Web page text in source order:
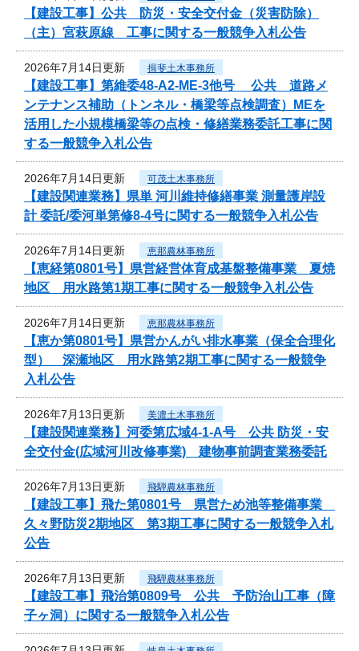
【建設工事】公共 防災・安全交付金（災害防除）
（主）宮萩原線 工事に関する一般競争入札公告
2026年7月14日更新 揖斐土木事務所
【建設工事】第維委48-A2-ME-3他号 公共 道路メ
ンテナンス補助（トンネル・橋梁等点検調査）MEを
活用した小規模橋梁等の点検・修繕業務委託工事に関
する一般競争入札公告
2026年7月14日更新 可茂土木事務所
【建設関連業務】県単 河川維持修繕事業 測量護岸設
計 委託/委河単第修8-4号に関する一般競争入札公告
2026年7月14日更新 恵那農林事務所
【恵経第0801号】県営経営体育成基盤整備事業 夏焼
地区 用水路第1期工事に関する一般競争入札公告
2026年7月14日更新 恵那農林事務所
【恵か第0801号】県営かんがい排水事業（保全合理化
型） 深瀬地区 用水路第2期工事に関する一般競争
入札公告
2026年7月13日更新 美濃土木事務所
【建設関連業務】河委第広域4-1-A号 公共 防災・安
全交付金(広域河川改修事業) 建物事前調査業務委託
2026年7月13日更新 飛騨農林事務所
【建設工事】飛た第0801号 県営ため池等整備事業
久々野防災2期地区 第3期工事に関する一般競争入札
公告
2026年7月13日更新 飛騨農林事務所
【建設工事】飛治第0809号 公共 予防治山工事（障
子ヶ洞）に関する一般競争入札公告